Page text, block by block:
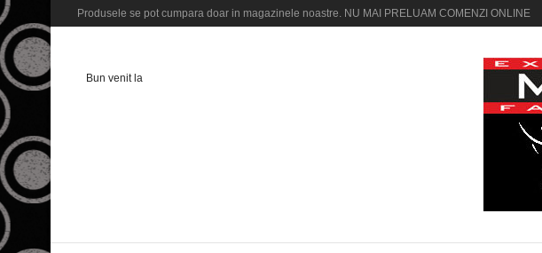
Produsele se pot cumpara doar in magazinele noastre. NU MAI PRELUAM COMENZI ONLINE
Bun venit la